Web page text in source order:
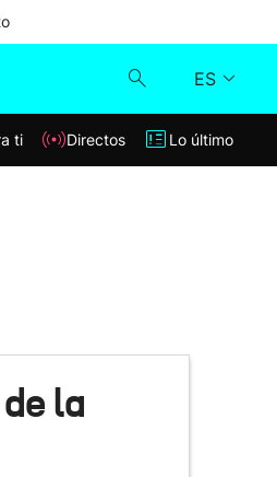
ES
Klisk
Lo último
ti Directos Lo último
la